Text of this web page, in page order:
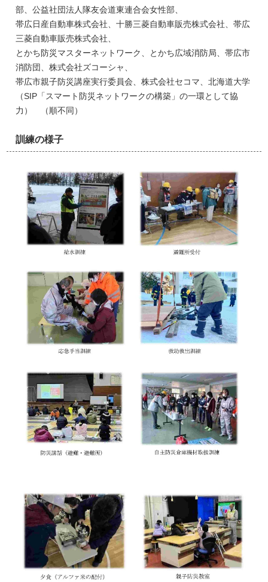
部、公益社団法人隊友会道東連合会女性部、
帯広日産自動車株式会社、十勝三菱自動車販売株式会社、帯広
三菱自動車販売株式会社、
とかち防災マスターネットワーク、とかち広域消防局、帯広市
消防団、株式会社ズコーシャ、
帯広市親子防災講座実行委員会、株式会社セコマ、北海道大学
（SIP「スマート防災ネットワークの構築」の一環として協
力） （順不同）
訓練の様子